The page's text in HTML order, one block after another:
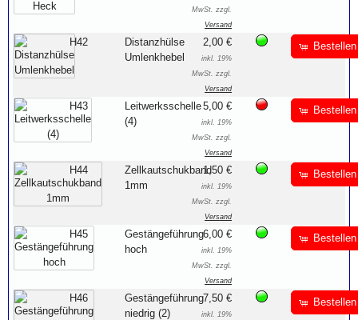
MwSt. zzgl.
Versand
H42
Distanzhülse
Umlenkhebel
2,00 €
inkl. 19%
MwSt. zzgl.
Versand
Bestellen
H43
Leitwerksschelle
(4)
5,00 €
inkl. 19%
MwSt. zzgl.
Versand
Bestellen
H44
Zellkautschukband
1mm
1,50 €
inkl. 19%
MwSt. zzgl.
Versand
Bestellen
H45
Gestängeführung
hoch
6,00 €
inkl. 19%
MwSt. zzgl.
Versand
Bestellen
H46
Gestängeführung
niedrig (2)
7,50 €
inkl. 19%
Bestellen